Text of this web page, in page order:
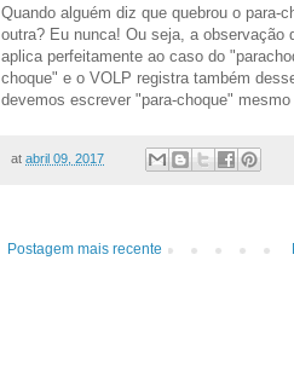
Quando alguém diz que quebrou o para-
outra? Eu nunca! Ou seja, a observação
aplica perfeitamente ao caso do
choque" e o VOLP registra também
devemos escrever "para-choque"
at abril 09, 2017
Postagem mais recente